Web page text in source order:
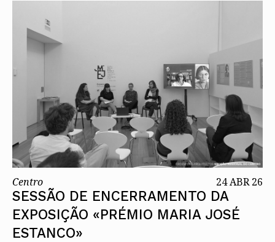
Centro 24 ABR 26
SESSÃO DE ENCERRAMENTO DA
EXPOSIÇÃO «PRÉMIO MARIA JOSÉ
ESTANCO»